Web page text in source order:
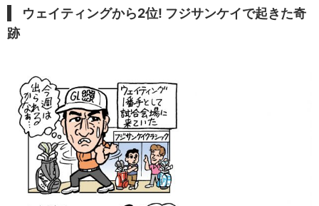
ウェイティングから2位! フジサンケイで起きた奇
跡